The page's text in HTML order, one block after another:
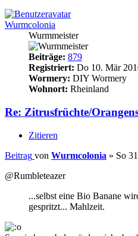
Wurmcolonia
Wurmmeister
Beiträge: 879
Registriert: Do 10. Mär
Wormery: DIY Wormery
Wohnort: Rheinland
Re: Zitrusfrüchte/
Zitieren
Beitrag von Wurmcolonia » So
@Rumbleteazer
...selbst eine Bio Banane
gespritzt... Mahlzeit.